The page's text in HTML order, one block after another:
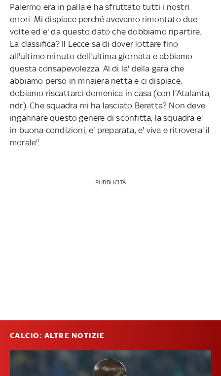
Palermo era in palla e ha sfruttato tutti i nostri
errori. Mi dispiace perché avevamo rimontato due
volte ed e' da questo dato che dobbiamo ripartire.
La classifica? Il Lecce sa di dover lottare fino
all'ultimo minuto dell'ultima giornata e abbiamo
questa consapevolezza. Al di la' della gara che
abbiamo perso in mnaiera netta e ci dispiace,
dobiamo riscattarci domenica in casa (con l'Atalanta,
ndr). Che squadra mi ha lasciato Beretta? Non deve
ingannare questo genere di sconfitta, la squadra e'
in buona condizioni, e' preparata, e' viva e ritrovera' il
morale".
PUBBLICITÀ
CALCIO: ALTRE NOTIZIE